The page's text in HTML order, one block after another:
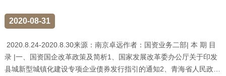
2020-08-31
2020.8.24-2020.8.30来源：南京卓远作者：国资业务二部| 本 期 目
录 |一、国资国企改革政策及简析1、国家发展改革委办公厅关于印发
县城新型城镇化建设专项企业债券发行指引的通知2、青海省人民政府